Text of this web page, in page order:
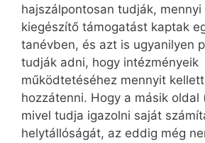
hajszálpontosan tudják, mennyi
kiegészítő támogatást kaptak
tanévben, és azt is ugyanilyen
tudják adni, hogy intézményeik
működtetéséhez mennyit
hozzátenni. Hogy a másik oldal
mivel tudja igazolni saját
helytállóságát, az eddig még